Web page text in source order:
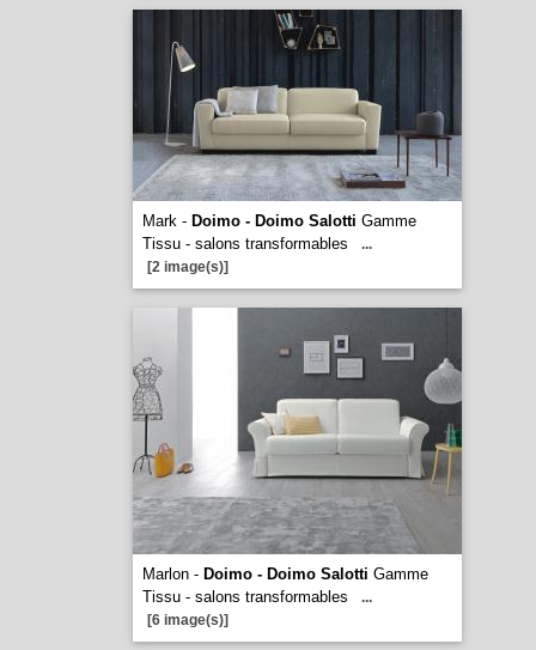
Mark - Doimo - Doimo Salotti Gamme
Tissu - salons transformables
...
[2 image(s)]
Marlon - Doimo - Doimo Salotti Gamme
Tissu - salons transformables
...
[6 image(s)]